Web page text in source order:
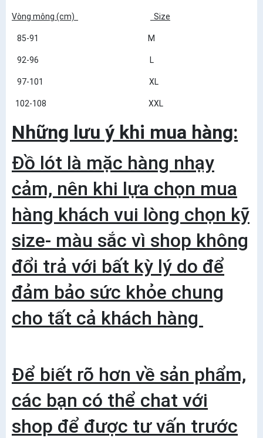
Vòng mông (cm) Size
85-91 M
92-96 L
97-101 XL
102-108 XXL
Những lưu ý khi mua hàng:
Đồ lót là mặc hàng nhạy
cảm, nên khi lựa chọn mua
hàng khách vui lòng chọn kỹ
size- màu sắc vì shop không
đổi trả với bất kỳ lý do để
đảm bảo sức khỏe chung
cho tất cả khách hàng
Để biết rõ hơn về sản phẩm,
các bạn có thể chat với
shop để được tư vấn trước